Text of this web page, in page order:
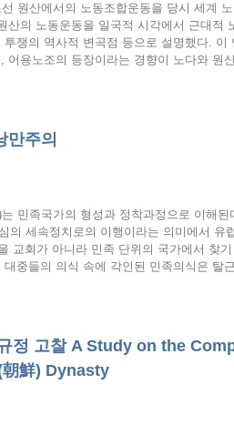
원산에서의 노동조합운동을 당시 세계
산의 노동운동을 일국적 시각에서 근대적
쟁의 역사적 변곡점 등으로 설명했다.
어용노조의 등장이라는 경향이 노다와 원
만주의
민족국가의 형성과 정착과정으로 이해
의 세속정치로의 이행이라는 의미에서 유
교회가 아니라 민족 단위의 국가에서 찾
중들의 의식 속에 각인된 민족의식은 탈
정 고찰 A Study on the
鮮) Dynasty